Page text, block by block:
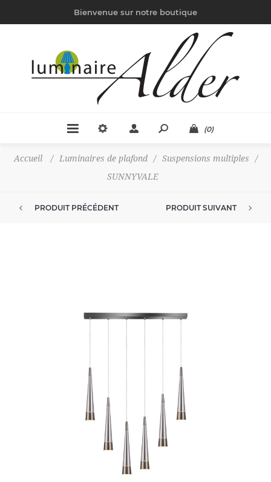
Bienvenue sur notre boutique
(0)
Accueil / Luminaires de plafond / Suspensions multiples
/
SUNNYVALE
PRODUIT PRÉCÉDENT PRODUIT SUIVANT